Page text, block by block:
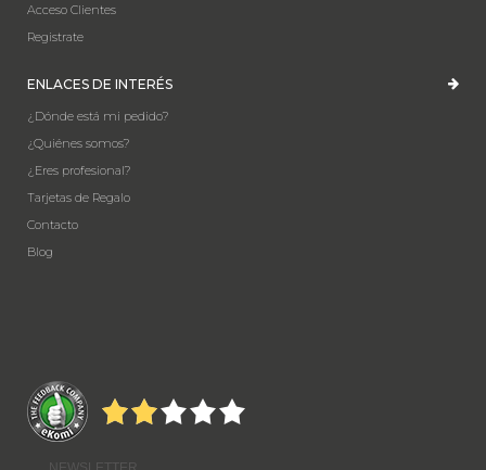
Acceso Clientes
Registrate
ENLACES DE INTERÉS
¿Dónde está mi pedido?
¿Quiénes somos?
¿Eres profesional?
Tarjetas de Regalo
Contacto
Blog